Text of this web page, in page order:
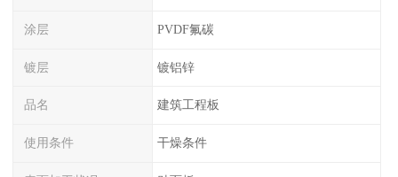
涂层 PVDF氟碳
镀层 镀铝锌
品名 建筑工程板
使用条件 干燥条件